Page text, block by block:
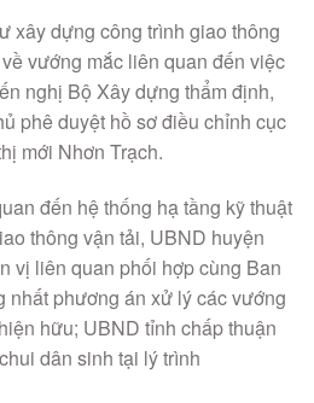
xây dựng công trình giao thông
vướng mắc liên quan đến việc
nghị Bộ Xây dựng thẩm định,
phê duyệt hồ sơ điều chỉnh cục
mới Nhơn Trạch.
đến hệ thống hạ tầng kỹ thuật
thông vận tải, UBND huyện
vị liên quan phối hợp cùng Ban
nhất phương án xử lý các vướng
hữu; UBND tỉnh chấp thuận
dân sinh tại lý trình